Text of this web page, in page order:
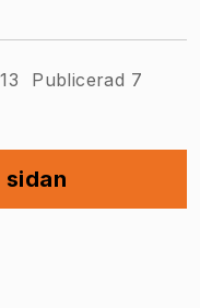
Publicerad 7
sidan